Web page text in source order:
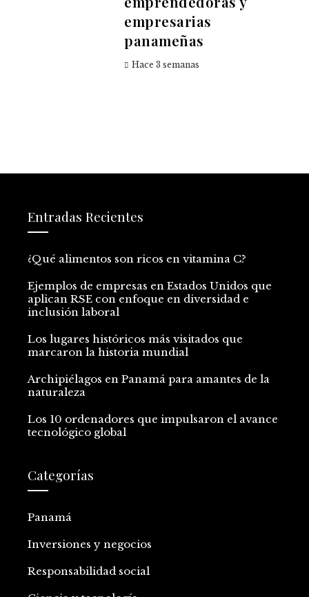
empresarias
panameñas
Hace 3 semanas
Entradas Recientes
¿Qué alimentos son ricos en vitamina C?
Ejemplos de empresas en Estados Unidos que
aplican RSE con enfoque en diversidad e
inclusión laboral
Los lugares históricos más visitados que
marcaron la historia mundial
Archipiélagos en Panamá para amantes de la
naturaleza
Los 10 ordenadores que impulsaron el avance
tecnológico global
Categorías
Panamá
Inversiones y negocios
Responsabilidad social